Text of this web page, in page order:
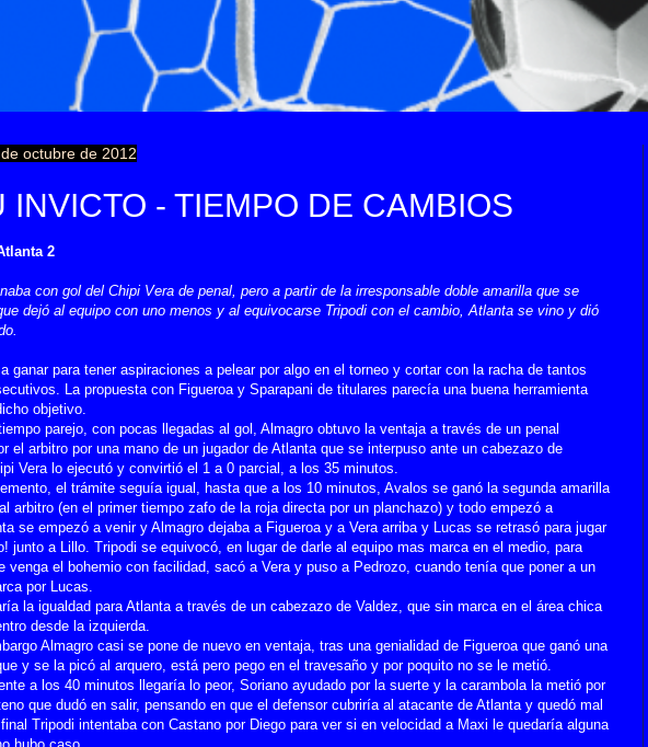
octubre de 2012
INVICTO - TIEMPO DE CAMBIOS
2
con gol del Chipi Vera de penal, pero a partir de la irresponsable doble amarilla que se
dejó al equipo con uno menos y al equivocarse Tripodi con el cambio, Atlanta se vino y dió
ganar para tener aspiraciones a pelear por algo en el torneo y cortar con la racha de tantos
La propuesta con Figueroa y Sparapani de titulares parecía una buena herramienta
objetivo.
parejo, con pocas llegadas al gol, Almagro obtuvo la ventaja a través de un penal
el arbitro por una mano de un jugador de Atlanta que se interpuso ante un cabezazo de
Vera lo ejecutó y convirtió el 1 a 0 parcial, a los 35 minutos.
el trámite seguía igual, hasta que a los 10 minutos, Avalos se ganó la segunda amarilla
arbitro (en el primer tiempo zafo de la roja directa por un planchazo) y todo empezó a
se empezó a venir y Almagro dejaba a Figueroa y a Vera arriba y Lucas se retrasó para jugar
junto a Lillo. Tripodi se equivocó, en lugar de darle al equipo mas marca en el medio, para
venga el bohemio con facilidad, sacó a Vera y puso a Pedrozo, cuando tenía que poner a un
por Lucas.
la igualdad para Atlanta a través de un cabezazo de Valdez, que sin marca en el área chica
desde la izquierda.
Almagro casi se pone de nuevo en ventaja, tras una genialidad de Figueroa que ganó una
y se la picó al arquero, está pero pego en el travesaño y por poquito no se le metió.
a los 40 minutos llegaría lo peor, Soriano ayudado por la suerte y la carambola la metió por
que dudó en salir, pensando en que el defensor cubriría al atacante de Atlanta y quedó mal
Tripodi intentaba con Castano por Diego para ver si en velocidad a Maxi le quedaría alguna